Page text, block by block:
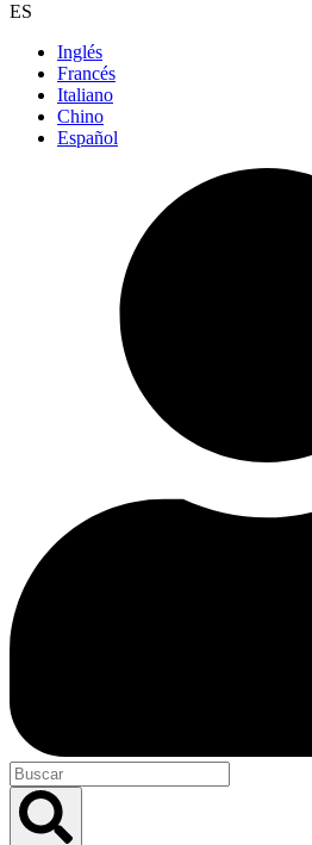
ES
Inglés
Francés
Italiano
Chino
Español